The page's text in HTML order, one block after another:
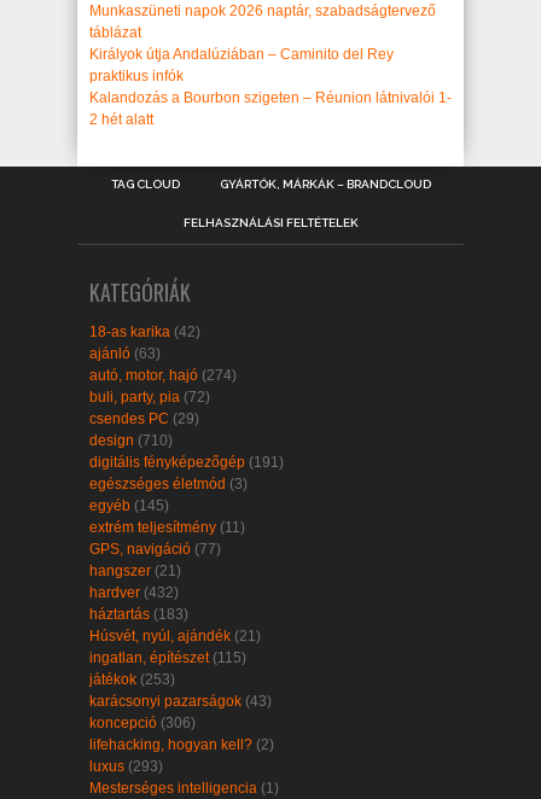
Munkaszüneti napok 2026 naptár, szabadságtervező
táblázat
Királyok útja Andalúziában – Caminito del Rey
praktikus infók
Kalandozás a Bourbon szigeten – Réunion látnivalói 1-
2 hét alatt
TAG CLOUD GYÁRTÓK, MÁRKÁK – BRANDCLOUD
FELHASZNÁLÁSI FELTÉTELEK
KATEGÓRIÁK
18-as karika (42)
ajánló (63)
autó, motor, hajó (274)
buli, party, pia (72)
csendes PC (29)
design (710)
digitális fényképezőgép (191)
egészséges életmód (3)
egyéb (145)
extrém teljesítmény (11)
GPS, navigáció (77)
hangszer (21)
hardver (432)
háztartás (183)
Húsvét, nyúl, ajándék (21)
ingatlan, építészet (115)
játékok (253)
karácsonyi pazarságok (43)
koncepció (306)
lifehacking, hogyan kell? (2)
luxus (293)
Mesterséges intelligencia (1)